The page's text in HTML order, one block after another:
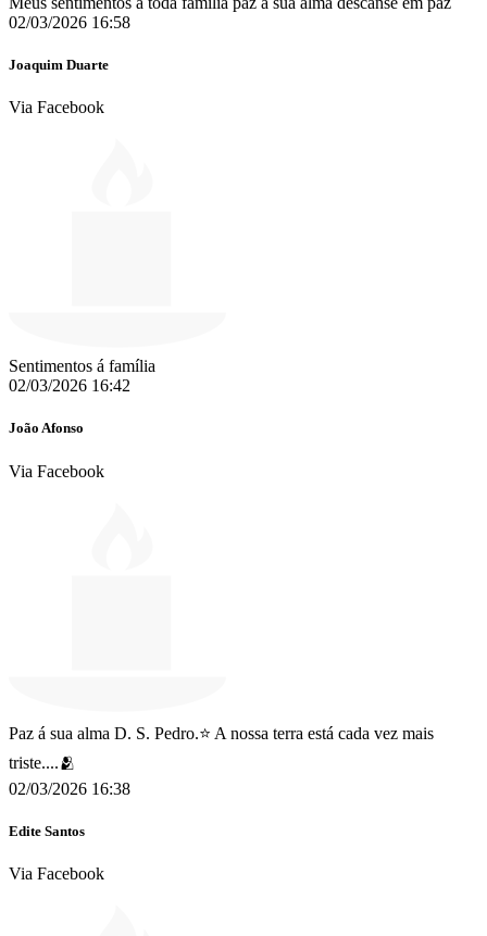
02/03/2026 16:58
Joaquim Duarte
Via Facebook
Sentimentos á família
02/03/2026 16:42
João Afonso
Via Facebook
Paz á sua alma D. S. Pedro.⭐ A nossa terra está cada vez mais
triste....🫂
02/03/2026 16:38
Edite Santos
Via Facebook